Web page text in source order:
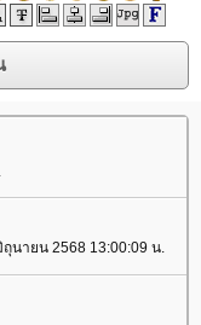
ถุนายน 2568 13:00:09 น.